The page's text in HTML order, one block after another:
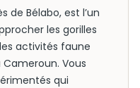
de Bélabo, est l’un
les gorilles
activités faune
Vous
qui